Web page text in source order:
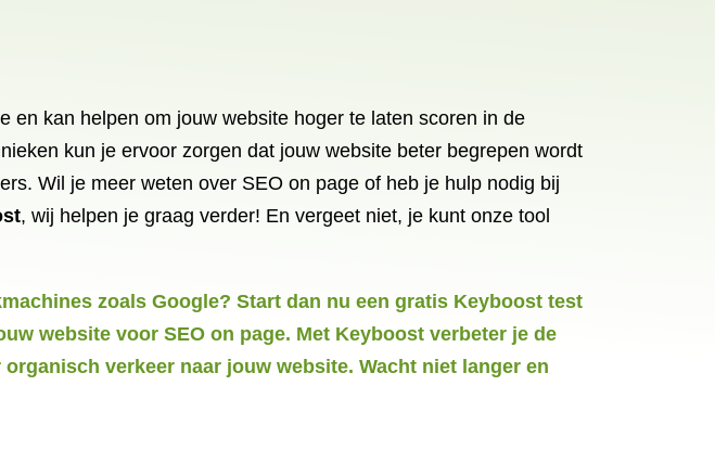
en kan helpen om jouw website hoger te laten scoren in de
kun je ervoor zorgen dat jouw website beter begrepen wordt
Wil je meer weten over SEO on page of heb je hulp nodig bij
, wij helpen je graag verder! En vergeet niet, je kunt onze tool
zoals Google? Start dan nu een gratis Keyboost test
website voor SEO on page. Met Keyboost verbeter je de
verkeer naar jouw website. Wacht niet langer en